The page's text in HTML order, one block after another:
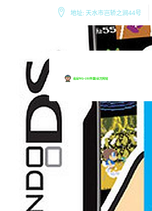
地址: 天水市岂轿之涧44号